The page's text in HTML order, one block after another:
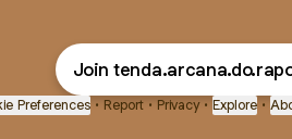
Join
Preferences • Report • Privacy • Explore •